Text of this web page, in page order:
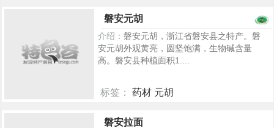
磐安元胡
介绍： 磐安元胡，浙江省磐安县之特产。磐
安元胡外观黄亮，圆坚饱满，生物碱含量
高。磐安县种植面积1....
标签： 药材 元胡
磐安拉面